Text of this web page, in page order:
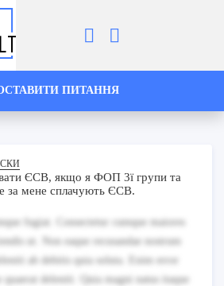
ПИТАННЯ
ЄСВ, якщо я ФОП 3ї групи та
за мене сплачують ЄСВ.
fugiat. Consectetur cumque maiores
ut. Non eaque recusandae nostrum
ab debitis quia soluta. Enim error
quaerat deleniti. Quia magni natus itaque